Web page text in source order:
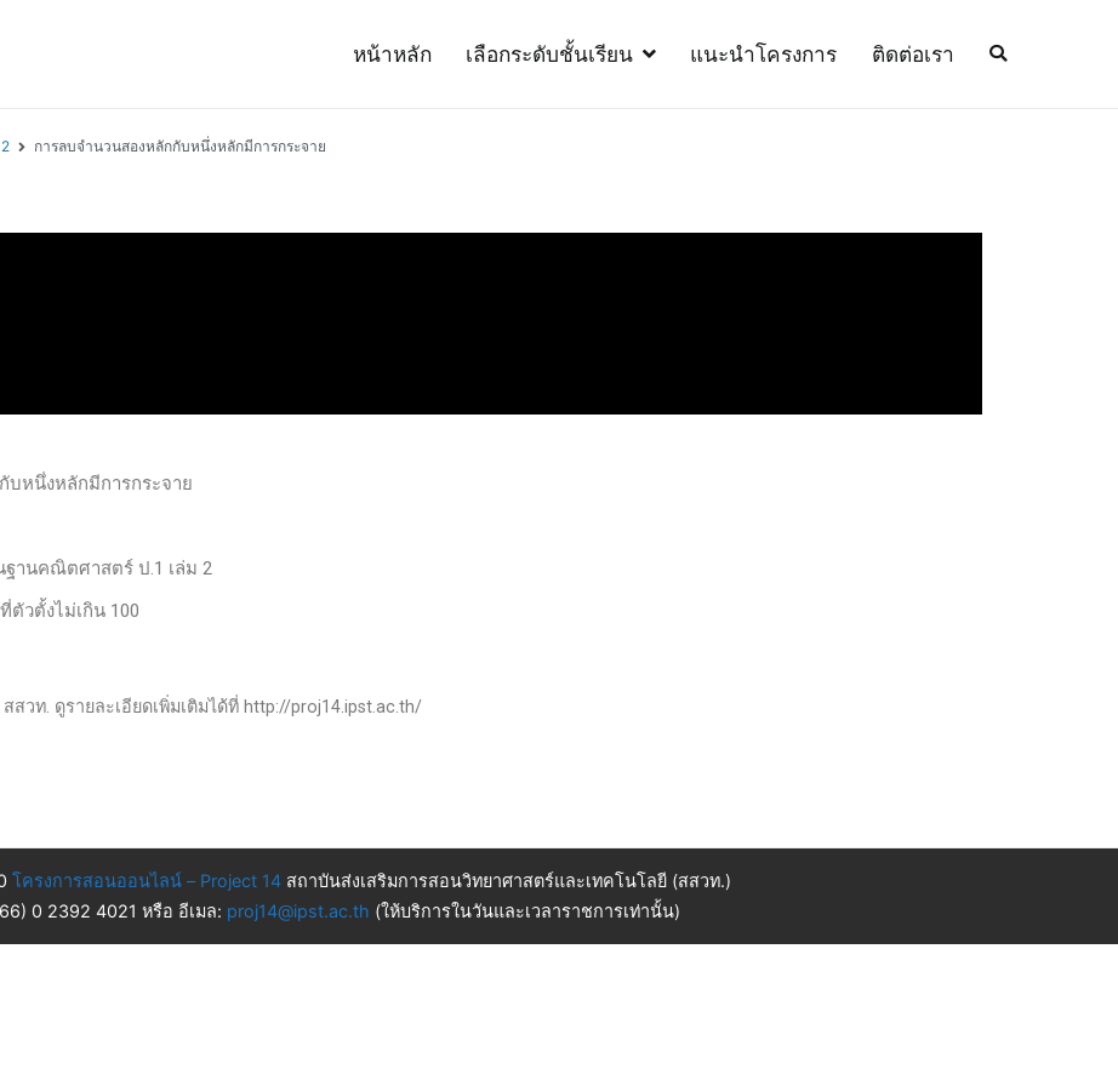
หน้าหลัก เลือกระดับชั้นเรียน แนะนำโครงการ ติดต่อเรา
การลบจำนวนสองหลักกับหนึ่งหลักมีการกระจาย
บหนึ่งหลักมีการกระจาย
ฐานคณิตศาสตร์ ป.1 เล่ม 2
วตั้งไม่เกิน 100
วท. ดูรายละเอียดเพิ่มเติมได้ที่ http://proj14.ipst.ac.th/
โครงการสอนออนไลน์ – Project 14 สถาบันส่งเสริมการสอนวิทยาศาสตร์และเทคโนโลยี (สสวท.)
0 2392 4021 หรือ อีเมล: proj14@ipst.ac.th (ให้บริการในวันและเวลาราชการเท่านั้น)